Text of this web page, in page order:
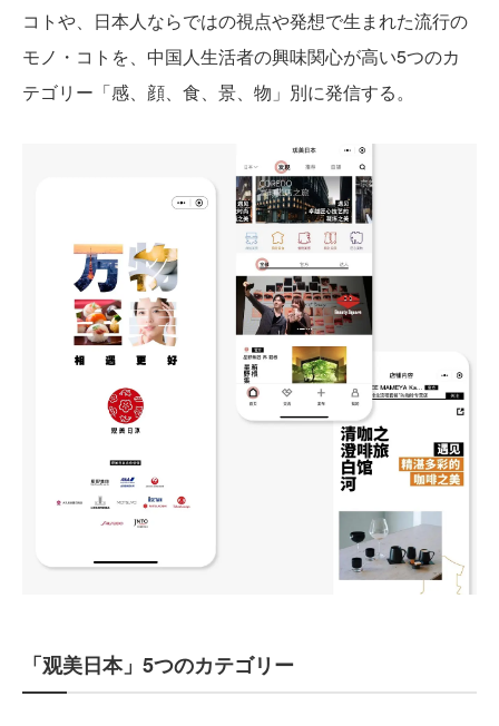
コトや、日本人ならではの視点や発想で生まれた流行の
モノ・コトを、中国人生活者の興味関心が高い5つのカ
テゴリー「感、顔、食、景、物」別に発信する。
「观美日本」5つのカテゴリー